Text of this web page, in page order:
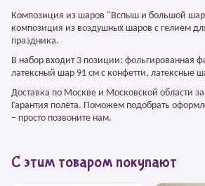
Композиция из шаров "Вспыш и большой
композиция из воздушных шаров с гелием
праздника.
В набор входит 3 позиции: фольгированная
латексный шар 91 см с конфетти, латексные
Доставка по Москве и Московской области за
Гарантия полёта. Поможем подобрать
– просто позвоните нам.
С этим товаром покупают